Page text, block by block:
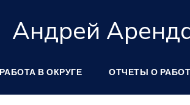
Андрей
РАБОТА В ОКРУГЕ ОТЧЕТЫ О